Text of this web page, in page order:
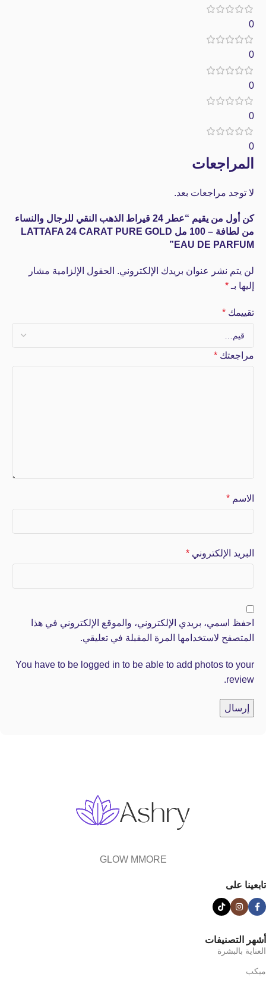
0
0
0
0
0
المراجعات
لا توجد مراجعات بعد.
كن أول من يقيم “عطر 24 قيراط الذهب النقي للرجال والنساء
من لطافة – 100 مل LATTAFA 24 CARAT PURE GOLD
EAU DE PARFUM”
لن يتم نشر عنوان بريدك الإلكتروني. الحقول الإلزامية مشار
إليها بـ *
تقييمك *
مراجعتك *
الاسم *
البريد الإلكتروني *
احفظ اسمي، بريدي الإلكتروني، والموقع الإلكتروني في هذا
المتصفح لاستخدامها المرة المقبلة في تعليقي.
You have to be logged in to be able to add photos to your
review.
GLOW MMORE
تابعينا على
أشهر التصنيفات
العناية بالبشرة
ميكب